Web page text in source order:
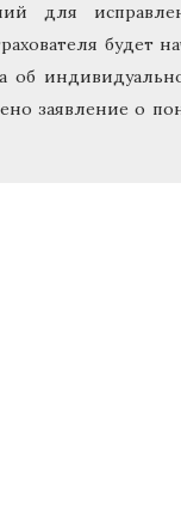
для
будет
об
заявление о